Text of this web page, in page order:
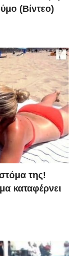
(Βίντεο)
της!
καταφέρνει